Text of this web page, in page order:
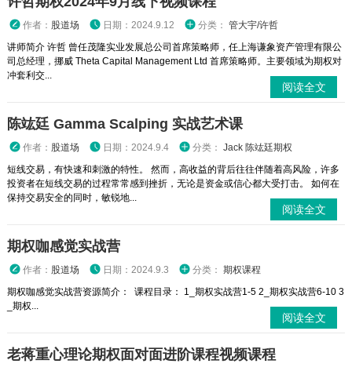
作者： 股道场 日期：2024.9.12 分类： 管大宇/许哲
讲师简介 许哲 曾任茂隆实业发展总公司首席策略师，任上海谦象资产管理有限公
司总经理，挪威 Theta Capital Management Ltd 首席策略师。主要领域为期权对
冲套利交...
阅读全文
陈竑廷 Gamma Scalping 实战艺术课
作者： 股道场 日期：2024.9.4 分类： Jack 陈竑廷期权
短线交易，有快速和刺激的特性。 然而，高收益的背后往往伴随着高风险，许多
投资者在短线交易的过程常常感到挫折，无论是资金或信心都大受打击。 如何在
保持交易安全的同时，敏锐地...
阅读全文
期权咖感觉实战营
作者： 股道场 日期：2024.9.3 分类： 期权课程
期权咖感觉实战营资源简介： 课程目录： 1_期权实战营1-5 2_期权实战营6-10 3
_期权...
阅读全文
老蒋重心理论期权面对面进阶课程视频课程